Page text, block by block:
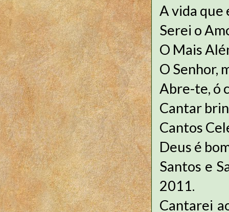
A vida que
Serei o
O Mais
O Senhor,
Abre-te, ó
Cantar
Cantos
Deus é
Santos e
2011.
Cantarei